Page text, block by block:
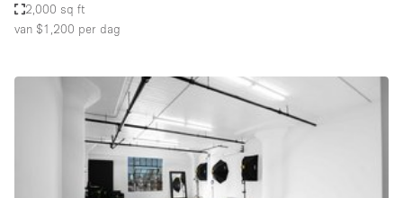
Kenmerken ruimte
Animals Friendly
Audio- en videoapparatuur
Auto display
Badkamer
2,000 sq ft
van $1,200 per dag